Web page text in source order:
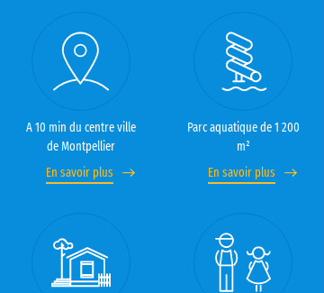
A 10 min du centre ville
de Montpellier
En savoir plus
Parc aquatique de 1 200
m²
En savoir plus